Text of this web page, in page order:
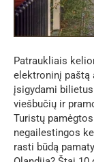
Patraukliais
elektroninį paštą
įsigydami
viešbučių ir
Turistų
negailestingos
rasti būdą